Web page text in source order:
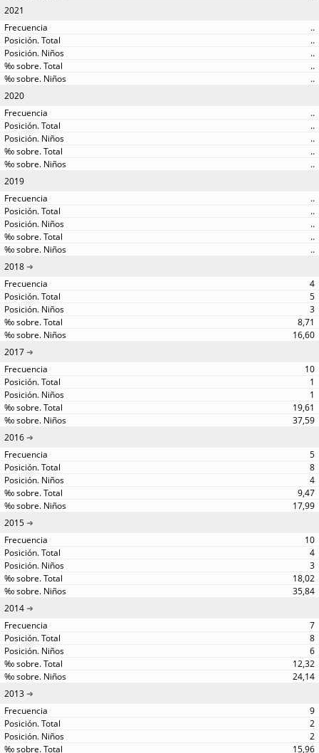
2021
..
..
..
..
..
2020
..
..
..
..
..
2019
..
..
..
..
..
2018
4
5
3
8,71
16,60
2017
10
1
1
19,61
37,59
2016
5
8
4
9,47
17,99
2015
10
4
3
18,02
35,84
2014
7
8
6
12,32
24,14
2013
9
2
2
15,96